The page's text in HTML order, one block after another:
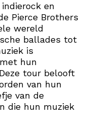
en
Pierce Brothers
wereld
ballades tot
is
hun
tour belooft
van hun
van de
die hun muziek